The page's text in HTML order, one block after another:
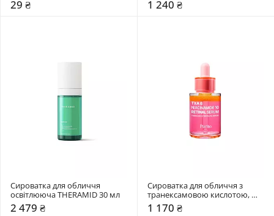
29 ₴ 1 240 ₴
Сироватка для обличчя
освітлююча THERAMID 30 мл
2 479 ₴
Сироватка для обличчя з
транексамовою кислотою,
ніацинамідом та ретиналем
Purito Seoul 30 мл
1 170 ₴